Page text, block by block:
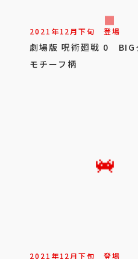
2021年12月下旬 登場
劇場版 呪術廻戦 0
モチーフ柄
2021年12月下旬 登場